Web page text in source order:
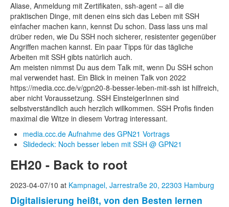
Aliase, Anmeldung mit Zertifikaten, ssh-agent – all die
praktischen Dinge, mit denen eins sich das Leben mit SSH
einfacher machen kann, kennst Du schon. Dass lass uns mal
drüber reden, wie Du SSH noch sicherer, resistenter gegenüber
Angriffen machen kannst. Ein paar Tipps für das tägliche
Arbeiten mit SSH gibts natürlich auch.
Am meisten nimmst Du aus dem Talk mit, wenn Du SSH schon
mal verwendet hast. Ein Blick in meinen Talk von 2022
https://media.ccc.de/v/gpn20-8-besser-leben-mit-ssh ist hilfreich,
aber nicht Voraussetzung. SSH EinsteigerInnen sind
selbstverständlich auch herzlich willkommen. SSH Profis finden
maximal die Witze in diesem Vortrag interessant.
media.ccc.de Aufnahme des GPN21 Vortrags
Slidedeck: Noch besser leben mit SSH @ GPN21
EH20 - Back to root
2023-04-07/10 at Kampnagel, Jarrestraße 20, 22303 Hamburg
Digitalisierung heißt, von den Besten lernen